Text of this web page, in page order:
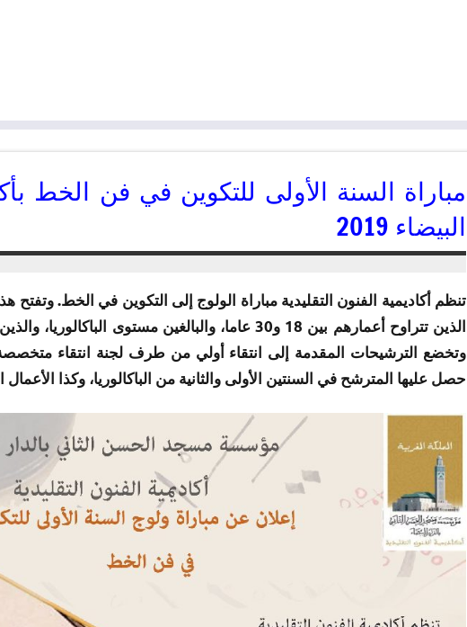
مباراة السنة الأولى للتكوين في فن الخط
البيضاء 2019
تنظم أكاديمية الفنون التقليدية مباراة الولوج إلى التكوين في الخط.
الذين تتراوح أعمارهم بين 18 و30 عاما، والبالغين
وتخضع الترشيحات المقدمة إلى انتقاء أولي من طرف لجنة انتقاء
حصل عليها المترشح في السنتين الأولى والثانية من الباكالوريا، وكذا الأعمال